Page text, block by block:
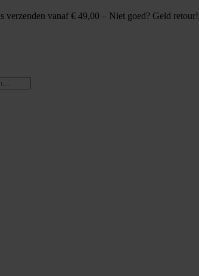
verzenden vanaf € 49,00 – Niet goed? Geld retour!